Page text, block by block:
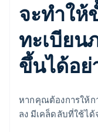
จะทำให้
ทะเบียน
ขึ้นได้อย่
หากคุณต้องการให้ก
ลง มีเคล็ดลับที่ใช้ได้